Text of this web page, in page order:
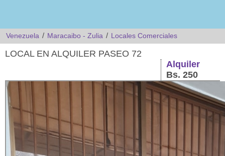
Venezuela / Maracaibo - Zulia / Locales Comerciales
LOCAL EN ALQUILER PASEO 72
Alquiler
Bs. 250